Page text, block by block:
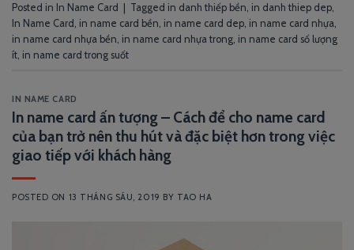
Posted in In Name Card Tagged in danh thiếp bền in danh thiep dep
In Name Card in name card bền in name card dep in name card nhựa
in name card nhựa bền in name card nhựa trong in name card số lượng
ít in name card trong suốt
IN NAME CARD
In name card ấn tượng – Cách để cho name card
của bạn trở nên thu hút và đặc biệt hơn trong việc
giao tiếp với khách hàng
POSTED ON 13 THÁNG SÁU, 2019 BY TAO HA